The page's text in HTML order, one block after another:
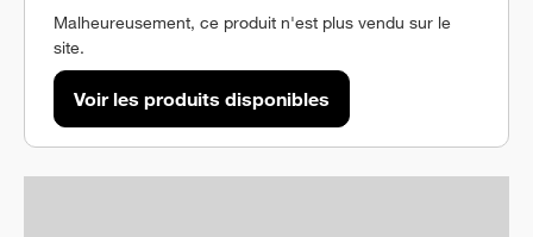
Malheureusement, ce produit n'est plus vendu sur le
site.
Voir les produits disponibles